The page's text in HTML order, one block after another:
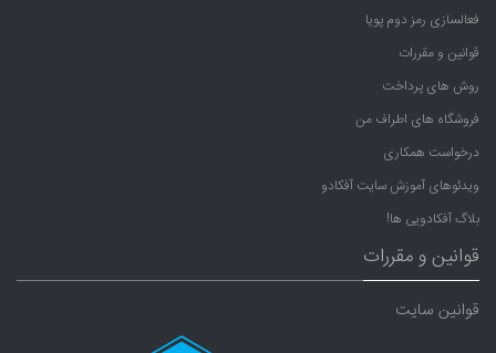
فعالسازی رمز دوم پویا
قوانین و مقررات
روش های پرداخت
فروشگاه های اطراف من
درخواست همکاری
ویدئوهای آموزش سایت آفکادو
بلاگ آفکادویی ها!
قوانین و مقررات
قوانین سایت